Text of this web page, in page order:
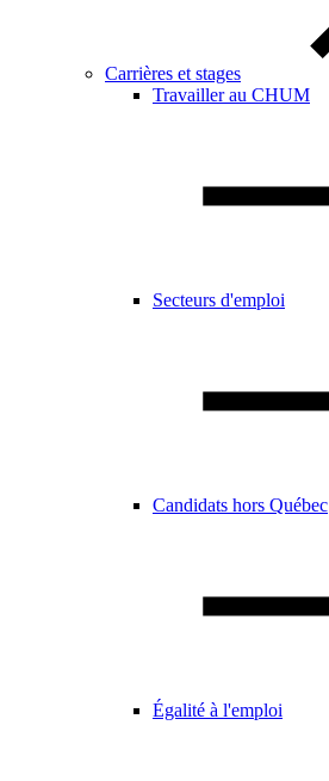
Carrières et stages
Travailler au CHUM
Secteurs d'emploi
Candidats hors Québec
Égalité à l'emploi